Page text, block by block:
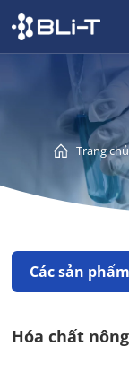
Trang chủ
Các sản phẩm
Hóa chất